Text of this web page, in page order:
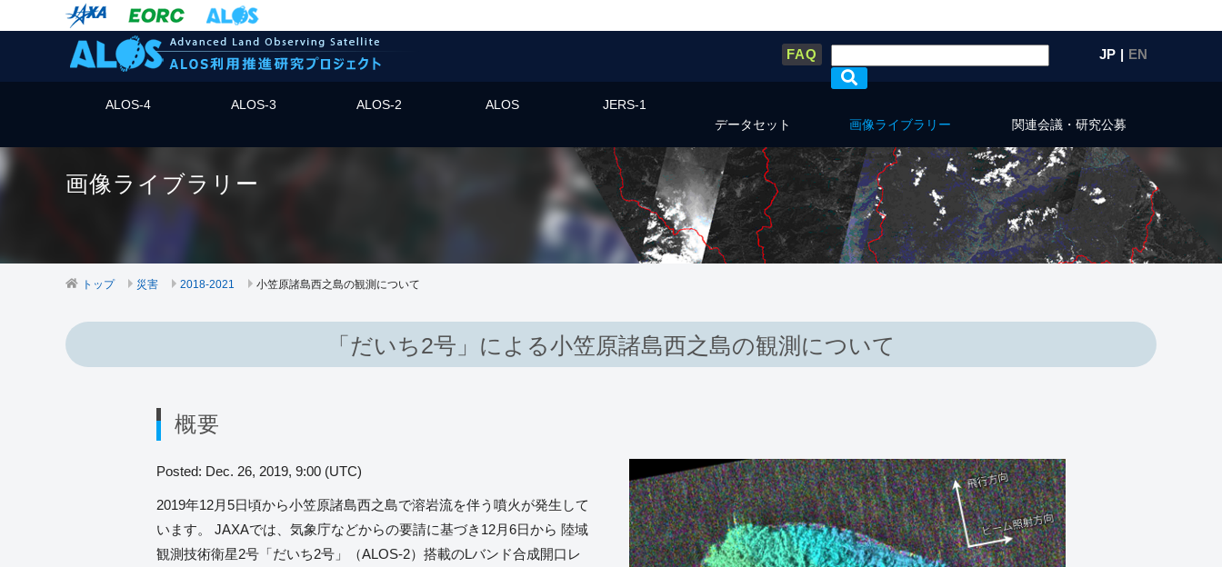
JP | EN
FAQ
ALOS-4 ALOS-3 ALOS-2 ALOS
JERS-1
データセット
画像ライブラリー 関連会議・研究公募
画像ライブラリー
トップ 災害 2018-2021 小笠原諸島西之島の観測について
「だいち2号」による小笠原諸島西之島の観測について
概要
Posted: Dec. 26, 2019, 9:00 (UTC)
2019年12月5日頃から小笠原諸島西之島で溶岩流を伴う噴火が発生して
います。 JAXAでは、気象庁などからの要請に基づき12月6日から 陸域
観測技術衛星2号「だいち2号」（ALOS-2）搭載のLバンド合成開口レ